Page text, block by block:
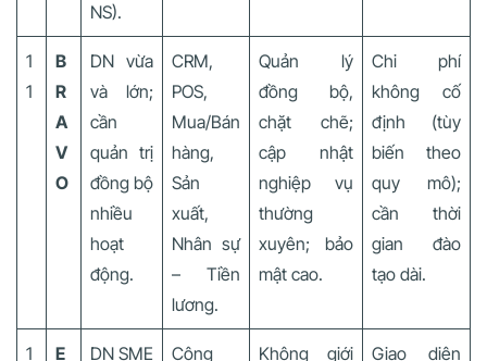
NS).
1
1
B
R
A
V
O
DN vừa
và lớn;
cần
quản trị
đồng bộ
nhiều
hoạt
động.
CRM,
POS,
Mua/Bán
hàng,
Sản
xuất,
Nhân sự
– Tiền
lương.
Quản lý
đồng bộ,
chặt chẽ;
cập nhật
nghiệp vụ
thường
xuyên; bảo
mật cao.
Chi phí
không cố
định (tùy
biến theo
quy mô);
cần thời
gian đào
tạo dài.
1
E
DN SME
Công
Không giới
Giao diện